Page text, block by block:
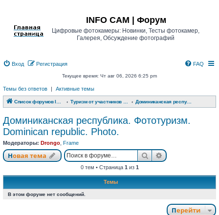
INFO CAM | Форум
Цифровые фотокамеры: Новинки, Тесты фотокамер,
Галерея, Обсуждение фотографий
Вход Регистрация FAQ
Текущее время: Чт авг 06, 2026 6:25 pm
Темы без ответов | Активные темы
Список форумов INFO CAM | Форум Доминиканская республика. Фототуризм. Dominican republic. Photo.
Доминиканская республика. Фототуризм.
Dominican republic. Photo.
Модераторы: Drongo Frame
Новая тема
Новая тема ПоискРасширенный
0 тем • Страница 1 из 1
Темы
В этом форуме нет сообщений.
Перейти